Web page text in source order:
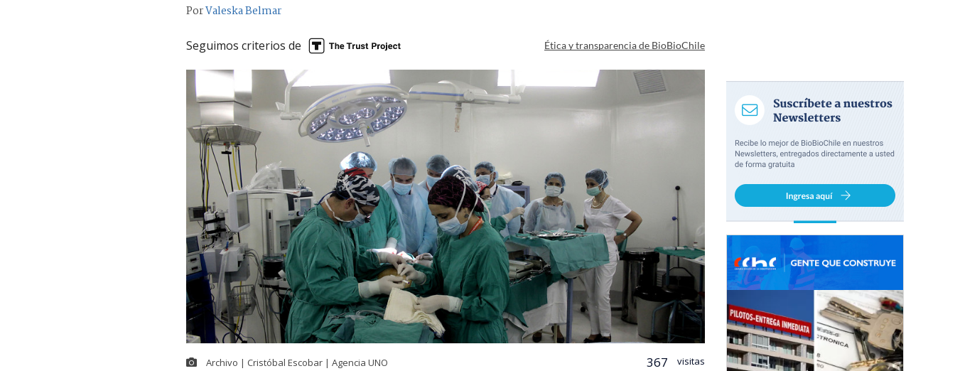
PorValeska Belmar
Seguimos criterios de Ética y transparencia de BioBioChile
Archivo | Cristóbal Escobar | Agencia UNO 367 visitas